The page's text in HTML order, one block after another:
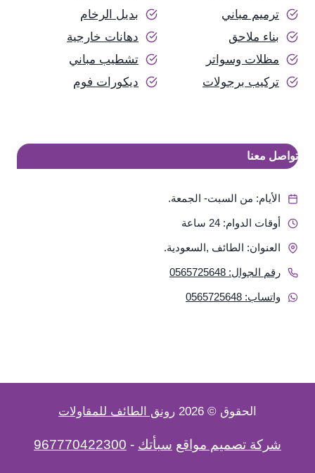
ترميم مباني
بديل الرخام
بناء ملاحق
دهانات خارجية
مظلات وسواتر
تشطيب مباني
تركيب برجولات
ديكورات فوم
تواصل معنا
الأيام: من السبت- الجمعة.
أوقات الدوام: 24 ساعة
العنوان: الطائف ,السعودية.
رقم الجوال: 0565725648
واتساب: 0565725648
الحقوق © 2026 رونق الطائف للمقاولات
شركة تصميم مواقع سبأتك -
967770422300